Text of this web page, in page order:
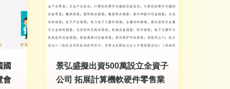
國
會
景弘盛擬出資500萬設立全資子
公司 拓展計算機軟硬件零售業